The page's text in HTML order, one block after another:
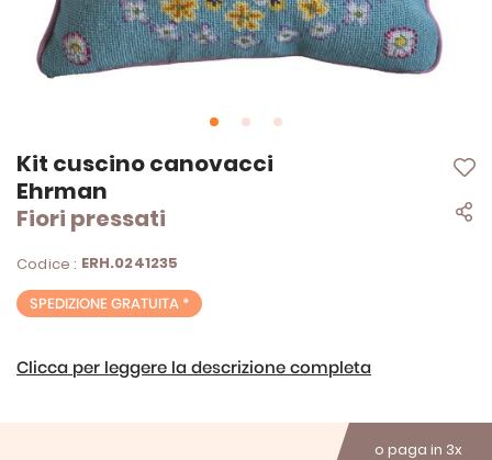
Kit cuscino canovacci
Ehrman
Fiori pressati
Codice : ERH.0241235
SPEDIZIONE GRATUITA *
Clicca per leggere la descrizione completa
o paga in 3x
Vai
all'inizio
della
galleria
immagini